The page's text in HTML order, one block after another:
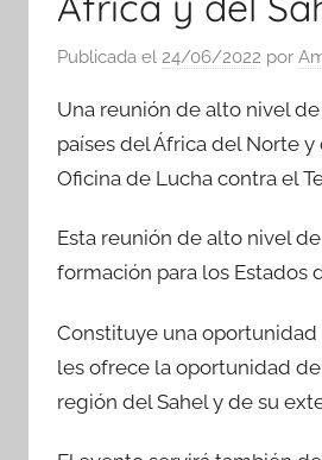
Publicada el 24/06/2022 por
Una reunión de alto nivel
países del África del Norte
Oficina de Lucha contra el
Esta reunión de alto nivel
formación para los Estados
Constituye una
les ofrece la oportunidad
región del Sahel y de su